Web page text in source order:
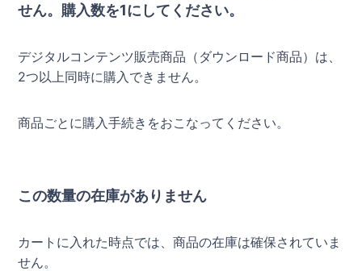
せん。購入数を1にしてください。
デジタルコンテンツ販売商品（ダウンロード商品）は、
2つ以上同時に購入できません。
商品ごとに購入手続きをおこなってください。
この数量の在庫がありません
カートに入れた時点では、商品の在庫は確保されていま
せん。